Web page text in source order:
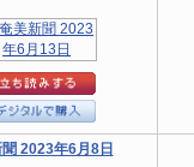
2023年6月8日